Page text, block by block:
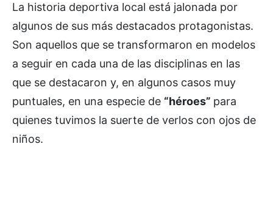
La historia deportiva local está jalonada por
algunos de sus más destacados protagonistas.
Son aquellos que se transformaron en modelos
a seguir en cada una de las disciplinas en las
que se destacaron y, en algunos casos muy
puntuales, en una especie de “héroes” para
quienes tuvimos la suerte de verlos con ojos de
niños.